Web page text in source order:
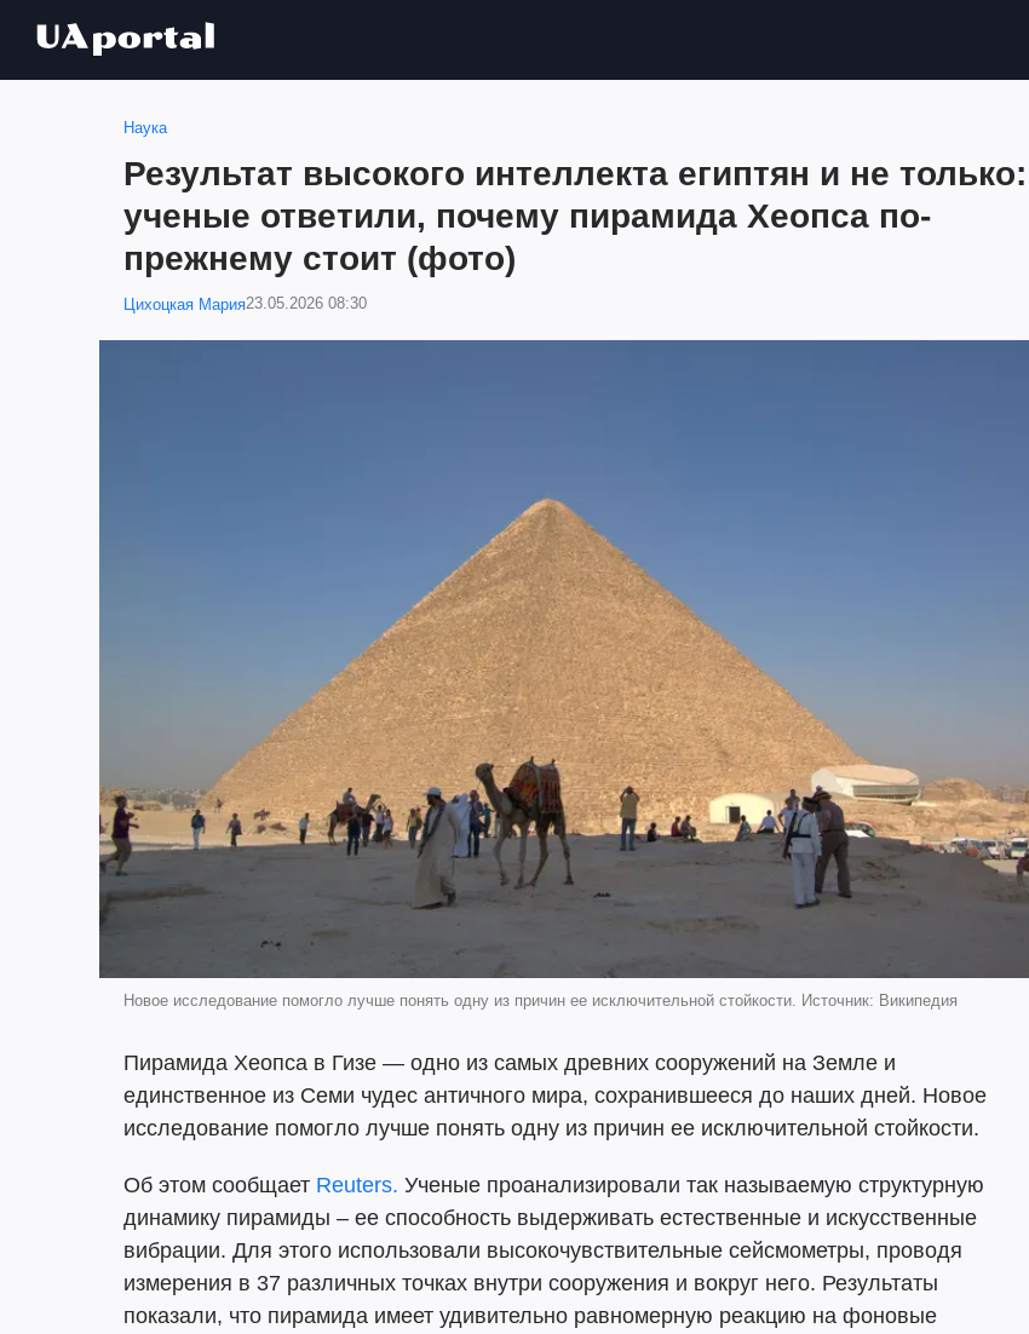
Наука
Результат высокого интеллекта египтян и не только:
ученые ответили, почему пирамида Хеопса по-
прежнему стоит (фото)
Цихоцкая Мария23.05.2026 08:30
Новое исследование помогло лучше понять одну из причин ее исключительной стойкости. Источник: Википедия
Пирамида Хеопса в Гизе — одно из самых древних сооружений на Земле и
единственное из Семи чудес античного мира, сохранившееся до наших дней. Новое
исследование помогло лучше понять одну из причин ее исключительной стойкости.
Об этом сообщает Reuters. Ученые проанализировали так называемую структурную
динамику пирамиды – ее способность выдерживать естественные и искусственные
вибрации. Для этого использовали высокочувствительные сейсмометры, проводя
измерения в 37 различных точках внутри сооружения и вокруг него. Результаты
показали, что пирамида имеет удивительно равномерную реакцию на фоновые